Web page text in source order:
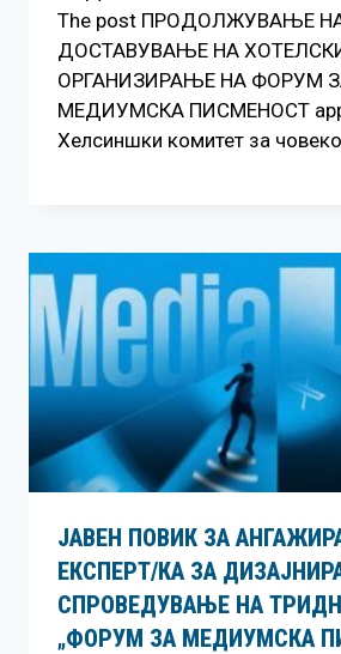
The post ПРОДОЛЖУВАЊЕ
ДОСТАВУВАЊЕ НA
ОРГАНИЗИРАЊЕ НА ФОРУМ
МЕДИУМСКА ПИСМЕНОСТ
Хелсиншки комитет за
ЈАВЕН ПОВИК ЗА
ЕКСПЕРТ/КА ЗА
СПРОВЕДУВАЊЕ НА
„ФОРУМ ЗА МЕДИУМСКА